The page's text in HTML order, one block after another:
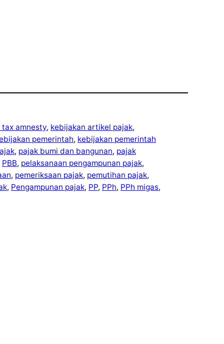
tax amnesty, kebijakan artikel pajak
pemerintah, kebijakan pemerintah
, pajak bumi dan bangunan, pajak
PBB, pelaksanaan pengampunan pajak
, pemeriksaan pajak, pemutihan pajak
, Pengampunan pajak, PP, PPh, PPh migas